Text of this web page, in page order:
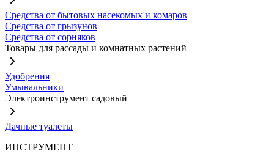
Средства от бытовых насекомых и комаров
Средства от грызунов
Средства от сорняков
Товары для рассады и комнатных растений
Удобрения
Умывальники
Электроинструмент садовый
Дачные туалеты
ИНСТРУМЕНТ